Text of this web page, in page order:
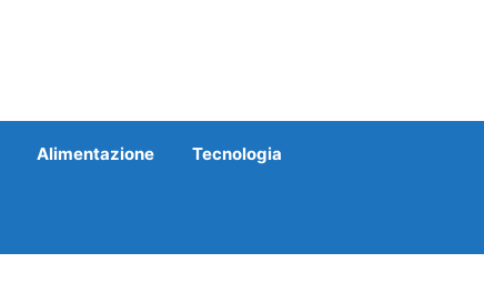
Alimentazione Tecnologia